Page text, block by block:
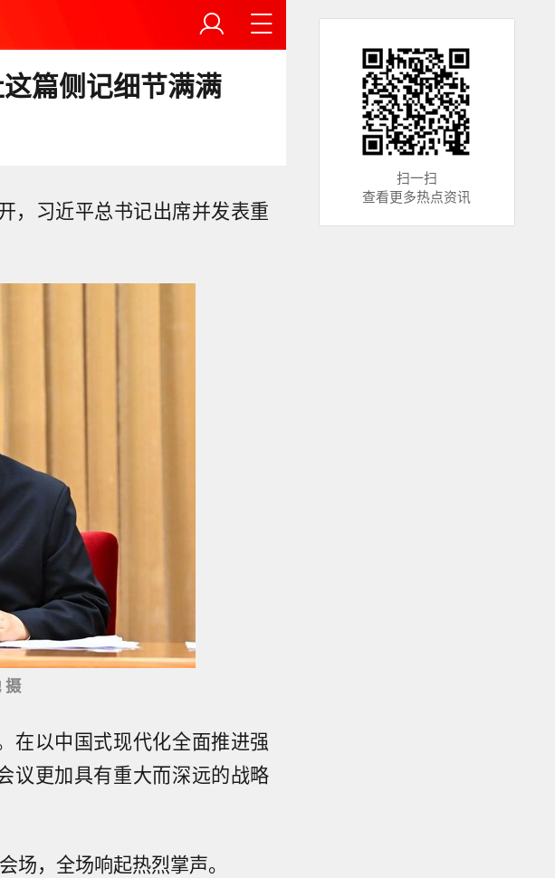
篇侧记细节满满
，习近平总书记出席并发表重
摄
在以中国式现代化全面推进强
议更加具有重大而深远的战略
场，全场响起热烈掌声。
扫一扫
查看更多热点资讯